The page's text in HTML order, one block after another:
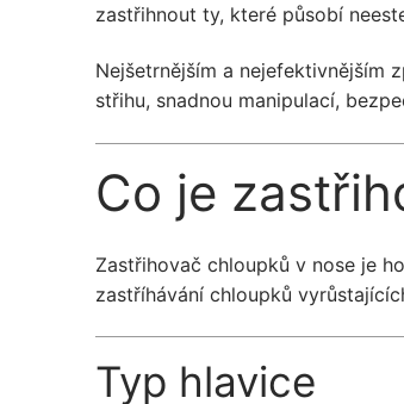
zastřihnout ty, které působí
Nejšetrnějším a nejefektivnějším
střihu, snadnou manipulací,
Co je
Zastřihovač chloupků v nose je
zastříhávání chloupků
Typ hlavice